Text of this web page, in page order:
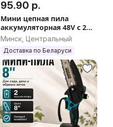
95.90 р.
Мини цепная пила
аккумуляторная 48V с 2
батареями
Минск, Центральный
Доставка по Беларуси